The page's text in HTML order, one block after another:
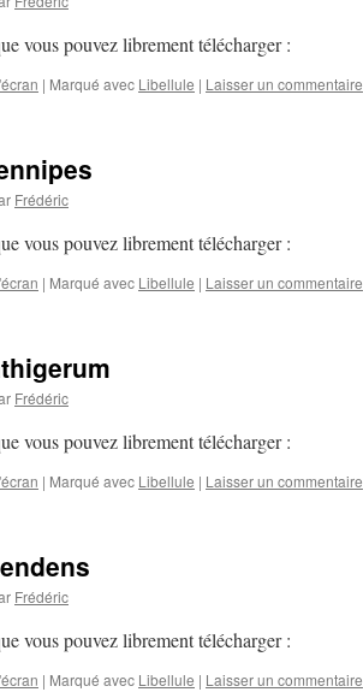
vous pouvez librement télécharger :
| Marqué avec Libellule | Laisser un commentaire
Frédéric
vous pouvez librement télécharger :
| Marqué avec Libellule | Laisser un commentaire
Frédéric
vous pouvez librement télécharger :
| Marqué avec Libellule | Laisser un commentaire
Frédéric
vous pouvez librement télécharger :
| Marqué avec Libellule | Laisser un commentaire